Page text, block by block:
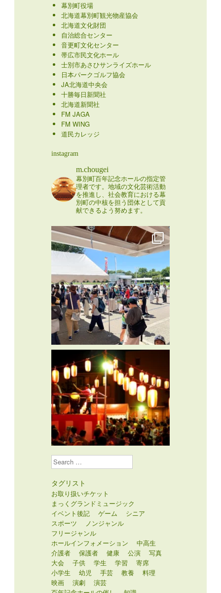
幕別町役場
北海道幕別町観光物産協会
北海道文化財団
自治総合センター
音更町文化センター
帯広市民文化ホール
士別市あさひサンライズホール
日本パークゴルフ協会
JA北海道中央会
十勝毎日新聞社
北海道新聞社
FM JAGA
FM WING
道民カレッジ
instagram
m.chougei
幕別町百年記念ホールの指定管
理者です。地域の文化芸術活動
を推進し、社会教育における幕
別町の中核を担う団体として貢
献できるよう努めます。
Search
タグリスト
お取り扱いチケット
まっくグランドミュージック
イベント後記
ゲーム
シニア
スポーツ
ノンジャンル
フリージャンル
ホールインフォメーション
中高生
介護者
保護者 健康 公演
写真
大会
子供 学生 学習
寄席
小学生
幼児 手芸 教養
料理
映画
演劇
演芸